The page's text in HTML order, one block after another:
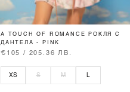
A TOUCH OF ROMANCE РОКЛЯ С
ДАНТЕЛА - PINK
€105 / 205.36 ЛВ.
XS S M L